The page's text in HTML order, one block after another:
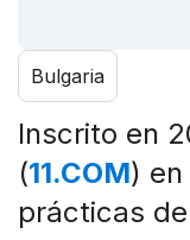
Bulgaria
Inscrito en
(11.COM)
prácticas